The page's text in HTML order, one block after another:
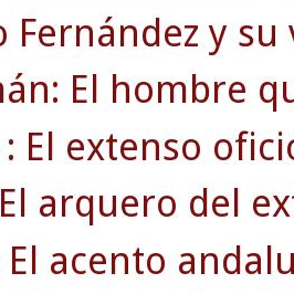
Fernández y
El hombre
El extenso
arquero del
El acento